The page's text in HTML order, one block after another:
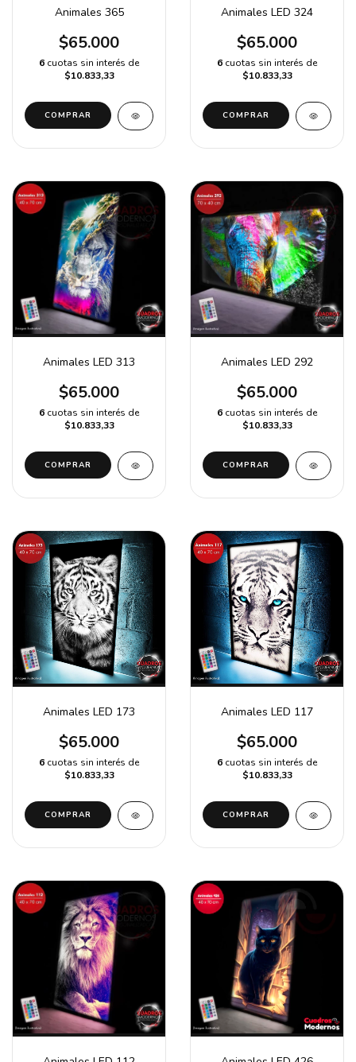
Animales 365
$65.000
6 cuotas sin interés de
$10.833,33
COMPRAR
Animales LED 324
$65.000
6 cuotas sin interés de
$10.833,33
COMPRAR
Animales LED 313
$65.000
6 cuotas sin interés de
$10.833,33
COMPRAR
Animales LED 292
$65.000
6 cuotas sin interés de
$10.833,33
COMPRAR
Animales LED 173
$65.000
6 cuotas sin interés de
$10.833,33
COMPRAR
Animales LED 117
$65.000
6 cuotas sin interés de
$10.833,33
COMPRAR